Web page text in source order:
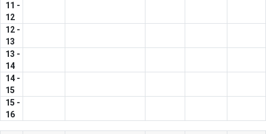
11 -
12
12 -
13
13 -
14
14 -
15
15 -
16